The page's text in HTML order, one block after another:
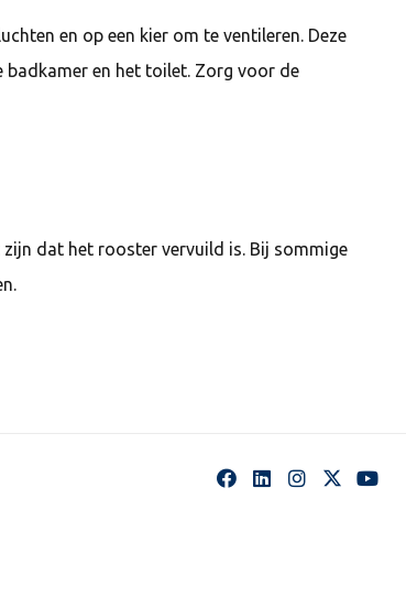
en op een kier om te ventileren. Deze
badkamer en het toilet. Zorg voor de
dat het rooster vervuild is. Bij sommige